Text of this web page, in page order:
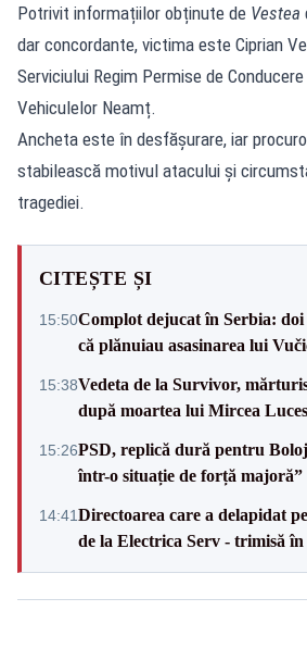
Potrivit informațiilor obținute de Vestea
dar concordante, victima este Ciprian
Serviciului Regim Permise de
Vehiculelor Neamț.
Ancheta este în desfășurare, iar
stabilească motivul atacului și
tragediei.
CITEȘTE ȘI
15:50Complot dejucat în Serbia:
că plănuiau asasinarea lui
15:38Vedeta de la Survivor,
după moartea lui Mircea
15:26PSD, replică dură pentru
într-o situație de forță majoră”
14:41Directoarea care a delapidat
de la Electrica Serv - trimisă în